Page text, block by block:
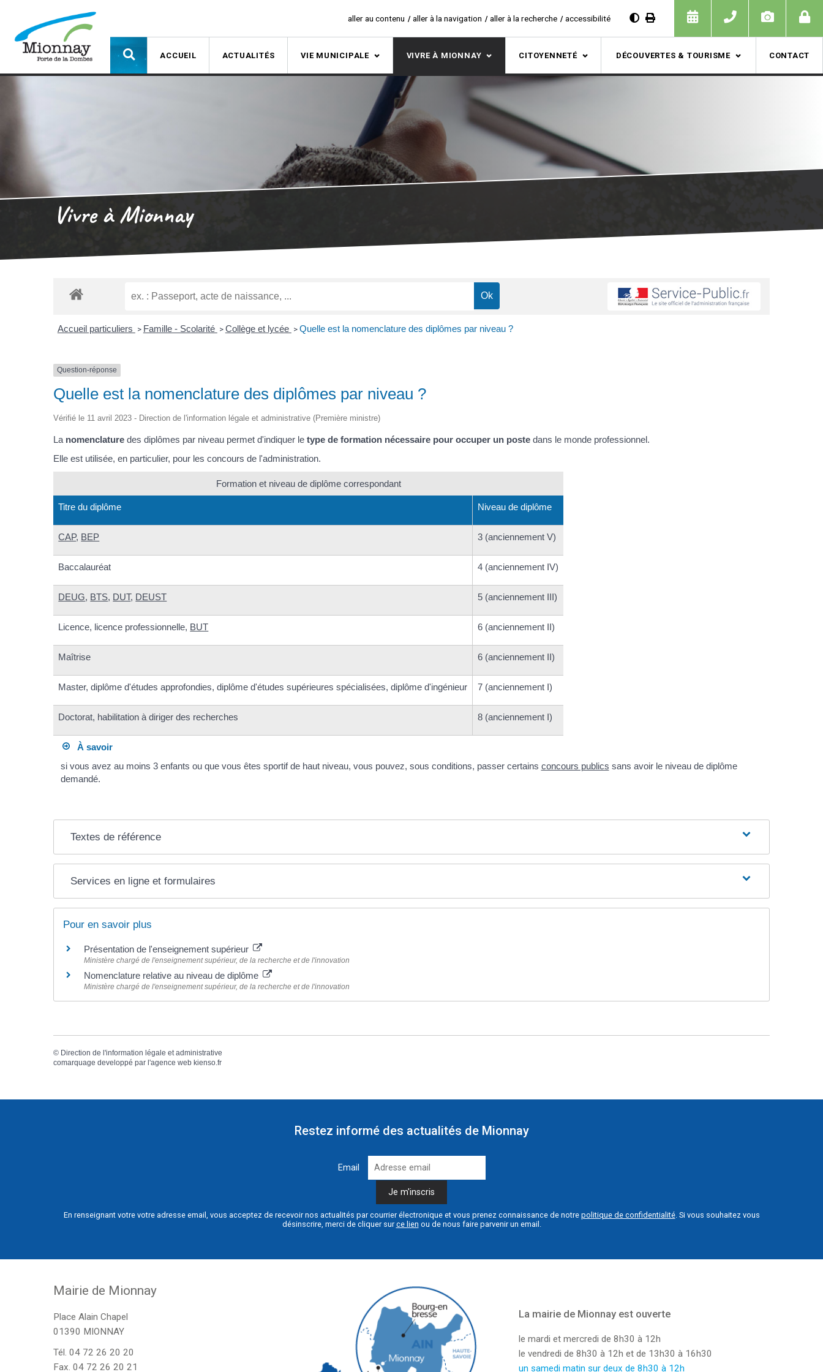
aller au contenu aller à la navigation aller à la recherche accessibilité
ACCUEIL ACTUALITÉS VIE MUNICIPALE VIVRE À MIONNAY CITOYENNETÉ DÉCOUVERTES & TOURISME CONTACT
Vivre à Mionnay
Accueil particuliers > Famille - Scolarité > Collège et lycée > Quelle est la nomenclature des diplômes par niveau ?
Question-réponse
Quelle est la nomenclature des diplômes par niveau ?
Vérifié le 11 avril 2023 - Direction de l'information légale et administrative (Première ministre)
La nomenclature des diplômes par niveau permet d'indiquer letype de formation nécessaire pour occuper un poste dans le monde professionnel.
Elle est utilisée, en particulier, pour les concours de l'administration.
Formation et niveau de diplôme correspondant
Titre du diplôme Niveau de diplôme
CAP, BEP 3 (anciennement V)
Baccalauréat 4 (anciennement IV)
DEUG, BTS, DUT, DEUST 5 (anciennement III)
Licence, licence professionnelle, BUT 6 (anciennement II)
Maîtrise 6 (anciennement II)
Master, diplôme d'études approfondies, diplôme d'études supérieures spécialisées, diplôme d'ingénieur 7 (anciennement I)
Doctorat, habilitation à diriger des recherches 8 (anciennement I)
À savoir
si vous avez au moins 3 enfants ou que vous êtes sportif de haut niveau, vous pouvez, sous conditions, passer certains concours publics sans avoir le niveau de diplôme
demandé.
Textes de référence
Services en ligne et formulaires
Pour en savoir plus
Présentation de l'enseignement supérieur
Ministère chargé de l'enseignement supérieur, de la recherche et de l'innovation
Nomenclature relative au niveau de diplôme
Ministère chargé de l'enseignement supérieur, de la recherche et de l'innovation
© Direction de l'information légale et administrative
comarquage developpé par l'agence web kienso.fr
Restez informé des actualités de Mionnay
Email
En renseignant votre votre adresse email, vous acceptez de recevoir nos actualités par courrier électronique et vous prenez connaissance de notre politique de confidentialité. Si vous souhaitez vous
désinscrire, merci de cliquer surce lien ou de nous faire parvenir un email.
Mairie de Mionnay
Place Alain Chapel
01390 MIONNAY
Tél.04 72 26 20 20
Fax. 04 72 26 20 21
La mairie de Mionnay est ouverte
le mardi et mercredi de 8h30 à 12h
le vendredi de 8h30 à 12h et de 13h30 à 16h30
un samedi matin sur deux de 8h30 à 12h